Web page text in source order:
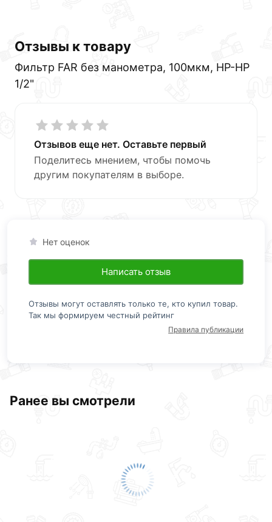
Отзывы к товару
Фильтр FAR без манометра, 100мкм, НР-НР
1/2"
Отзывов еще нет. Оставьте первый
Поделитесь мнением, чтобы помочь
другим покупателям в выборе.
Нет оценок
Написать отзыв
Отзывы могут оставлять только те, кто купил товар.
Так мы формируем честный рейтинг
Правила публикации
Ранее вы смотрели